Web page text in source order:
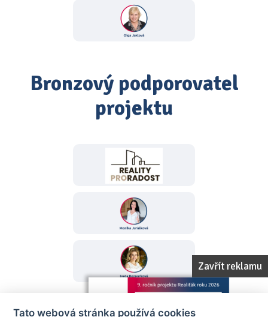
Zavřít reklamu
Bronzový podporovatel
projektu
Tato webová stránka používá cookies